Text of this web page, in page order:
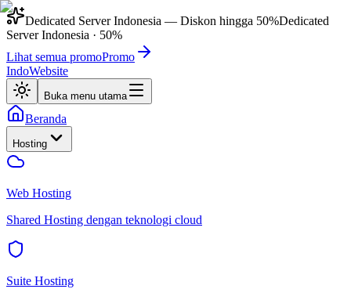
Dedicated Server Indonesia — Diskon hingga 50%Dedicated
Server Indonesia · 50%
Lihat semua promoPromo
IndoWebsite
Buka menu utama
Beranda
Hosting
Web Hosting
Shared Hosting dengan teknologi cloud
Suite Hosting